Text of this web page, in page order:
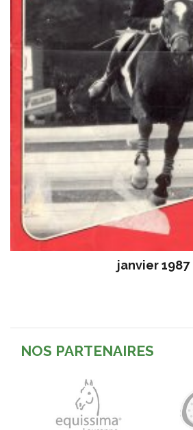
janvier 1987
NOS PARTENAIRES